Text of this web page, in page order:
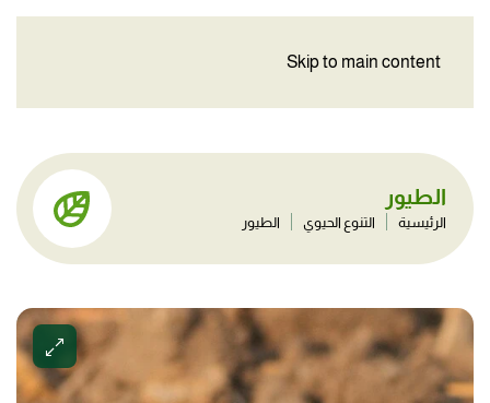
Skip to main content
الطيور
الرئيسية التنوع الحيوي الطيور